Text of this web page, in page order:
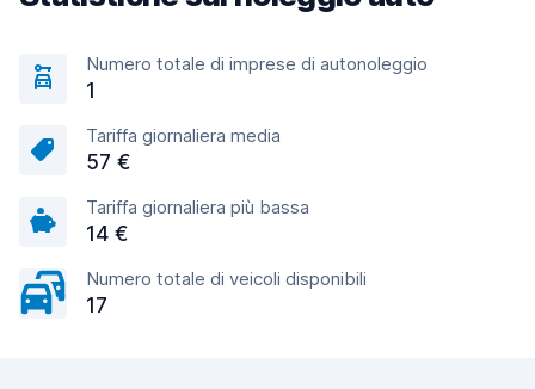
Numero totale di imprese di autonoleggio
1
Tariffa giornaliera media
57 €
Tariffa giornaliera più bassa
14 €
Numero totale di veicoli disponibili
17